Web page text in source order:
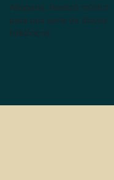
Altopana. Realizó música
para una serie de discos
folklóricos.